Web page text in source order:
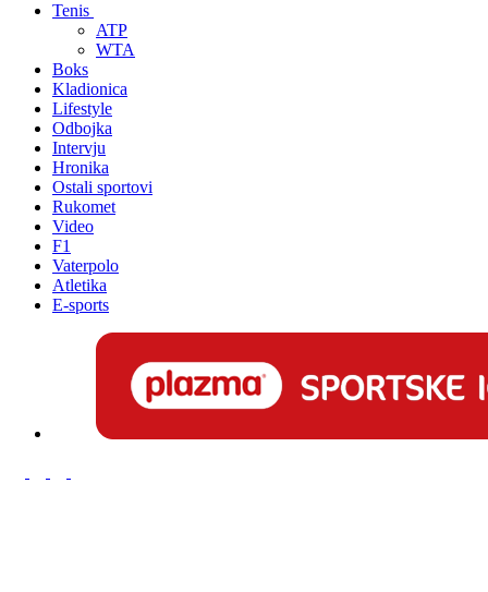
Tenis
ATP
WTA
Boks
Kladionica
Lifestyle
Odbojka
Intervju
Hronika
Ostali sportovi
Rukomet
Video
F1
Vaterpolo
Atletika
E-sports